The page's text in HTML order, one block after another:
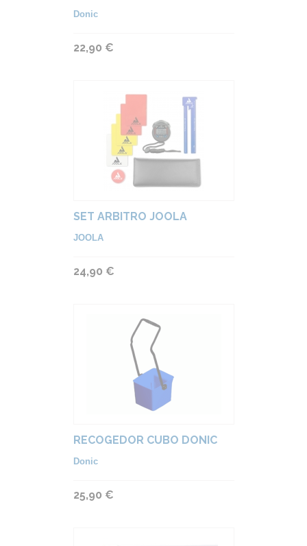
Donic
22,90 €
SET ARBITRO JOOLA
JOOLA
24,90 €
RECOGEDOR CUBO DONIC
Donic
25,90 €